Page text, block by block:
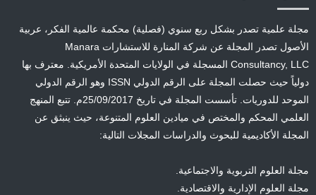
مجلة علمية تصدر بشكل ربع سنوي (فصلية) محكمة عالمية الفكر، عربية
الأصول تصدر المجلة عن شركة المنارة للاستشارات Manara
Consultancy, LLC المسجلة في الولايات المتحدة الأمريكية. معترف بها
دولياً حيث حصلت المجلة على الرقم الدولي ISSN وهو الرقم الدولي
الموحد للدوريات. تأسست المجلة في تاريخ 25/09/2017م. تتبع المنهج
العلمي المحكم والمختص في ميادين العلوم المتنوعة، حيث ينبثق عن
المجلة الأكاديمية للبحوث والدراسات المجلات التالية:
مجلة العلوم التربوية والاجتماعية.
مجلة العلوم الإدارية والاقتصادية.